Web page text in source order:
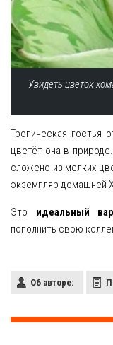
Увидеть цветок
Тропическая гостья
цветёт она в
сложено из мелких
экземпляр домашней
Это идеальный
пополнить свою
Об авторе: